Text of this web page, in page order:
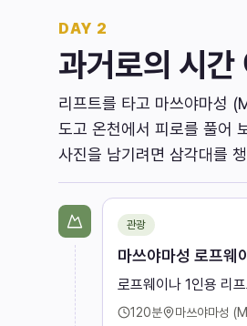
DAY 2
과거로의 시간
리프트를 타고 마쓰야마성
도고 온천에서 피로를 풀어
사진을 남기려면 삼각대를
관광
마쓰야마성 로프웨
로프웨이나 1인용 리
120분 마쓰야마성